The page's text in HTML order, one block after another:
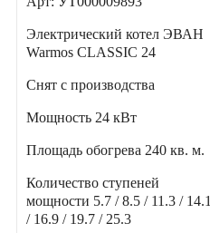
Электрический котел ЭВАН
Warmos CLASSIC 24
Снят с производства
Мощность 24 кВт
Площадь обогрева 240 кв. м.
Количество ступеней
мощности 5.7 / 8.5 / 11.3 / 14.1
/ 16.9 / 19.7 / 25.3